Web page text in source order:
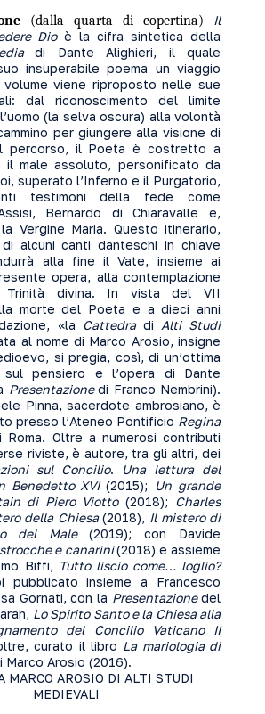
(dalla quarta di copertina)
Il
Dioè la cifra sintetica della
di Dante Alighieri, il quale
insuperabile poema un viaggio
viene riproposto nelle sue
dal riconoscimento del limite
(la selva oscura) alla volontà
per giungere alla visione di
percorso, il Poeta è costretto a
il male assoluto, personificato da
superato l’Inferno e il Purgatorio,
testimoni della fede come
Bernardo di Chiaravalle e,
Vergine Maria. Questo itinerario,
alcuni canti danteschi in chiave
alla fine il Vate, insieme ai
opera, alla contemplazione
Trinità divina. In vista del VII
morte del Poeta e a dieci anni
«la Cattedradi Alti Studi
al nome di Marco Arosio, insigne
si pregia, così, di un’ottima
sul pensiero e l’opera di Dante
Presentazionedi Franco Nembrini).
Pinna, sacerdote ambrosiano, è
presso l’Ateneo Pontificio Regina
Roma. Oltre a numerosi contributi
riviste, è autore, tra gli altri, dei
sul Concilio. Una lettura del
Benedetto XVI(2015);
Un grande
di Piero Viotto (2018); Charles
della Chiesa(2018), Il mistero di
del Male (2019); con Davide
e canarini(2018) e assieme
Biffi, Tutto liscio come… loglio?
pubblicato insieme a Francesco
Gornati, con la Presentazionedel
Lo Spirito Santo e la Chiesa alla
del Concilio Vaticano II
curato il libro La mariologia di
Marco Arosio (2016).
MARCO AROSIO DI ALTI STUDI
MEDIEVALI